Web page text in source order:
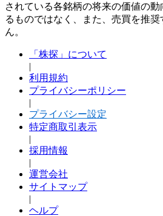
されている各銘柄の将来の価値の
るものではなく、また、売買を推
ん。
「株探」について
|
利用規約
プライバシーポリシー
|
プライバシー設定
特定商取引表示
|
採用情報
|
運営会社
サイトマップ
|
ヘルプ